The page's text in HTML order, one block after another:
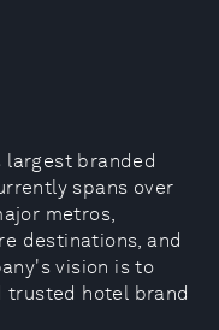
largest branded
spans over
metros,
destinations, and
vision is to
trusted hotel brand